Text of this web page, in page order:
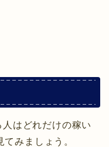
はどれだけの稼い
みましょう。